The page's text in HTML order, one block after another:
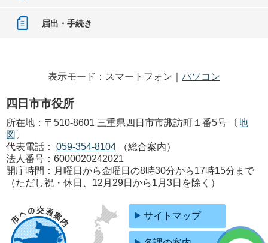
届出・手続き
表示モード：スマートフォン｜ パソコン
四日市市役所
所在地：〒510-8601 三重県四日市市諏訪町１番5号 〔地
図 〕
代表電話：
059-354-8104
（総合案内）
法人番号：6000020242021
開庁時間：月曜日から金曜日の8時30分から17時15分まで
（ただし祝・休日、12月29日から1月3日を除く）
サイトマップ